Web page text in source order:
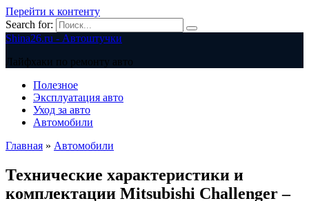
Перейти к контенту
Search for:
Shina26.ru - Автоштучки
Лайфхаки по ремонту авто
Полезное
Эксплуатация авто
Уход за авто
Автомобили
Главная » Автомобили
Технические характеристики и
комплектации Mitsubishi Challenger –